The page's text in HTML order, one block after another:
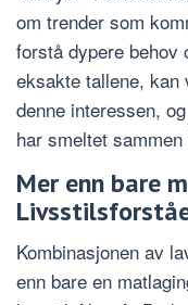
om trender som
forstå dypere behov
eksakte tallene,
denne interessen,
har smeltet
Mer enn bare
Kombinasjonen av
enn bare en